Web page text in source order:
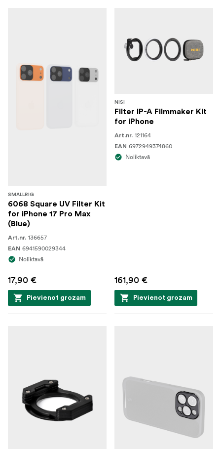
SMALLRIG
6068 Square UV Filter Kit
for iPhone 17 Pro Max
(Blue)
Art.nr. 136657
EAN 6941590029344
Noliktavā
17,90 €
Pievienot grozam
NISI
Filter IP-A Filmmaker Kit
for iPhone
Art.nr. 121164
EAN 6972949374860
Noliktavā
161,90 €
Pievienot grozam